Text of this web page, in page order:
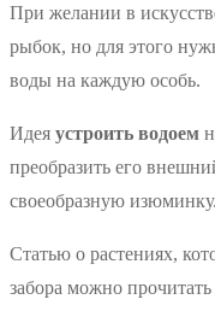
При желании в
рыбок, но для этого
воды на каждую особь.
Идея устроить водоем
преобразить его
своеобразную изюминку.
Статью о растениях,
забора можно прочитать